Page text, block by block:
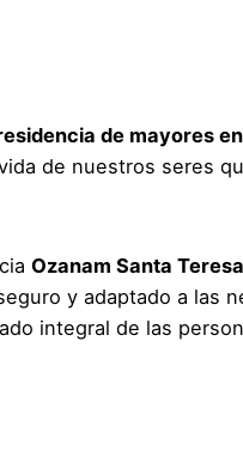
de mayores
de nuestros seres
Ozanam Santa Teresa
y adaptado a las
integral de las